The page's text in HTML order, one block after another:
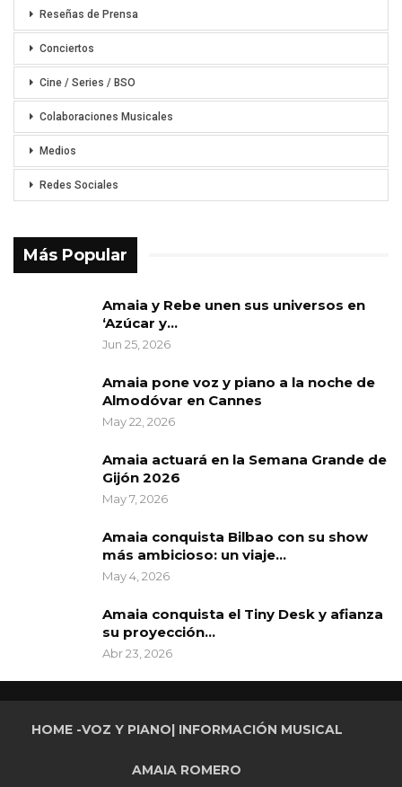
Reseñas de Prensa
Conciertos
Cine / Series / BSO
Colaboraciones Musicales
Medios
Redes Sociales
Más Popular
Amaia y Rebe unen sus universos en
‘Azúcar y…
Jun 25, 2026
Amaia pone voz y piano a la noche de
Almodóvar en Cannes
May 22, 2026
Amaia actuará en la Semana Grande de
Gijón 2026
May 7, 2026
Amaia conquista Bilbao con su show
más ambicioso: un viaje…
May 4, 2026
Amaia conquista el Tiny Desk y afianza
su proyección…
Abr 23, 2026
HOME -VOZ Y PIANO| INFORMACIÓN MUSICAL
AMAIA ROMERO